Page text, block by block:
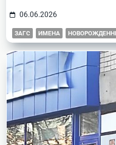
06.06.2026
ЗАГС ИМЕНА